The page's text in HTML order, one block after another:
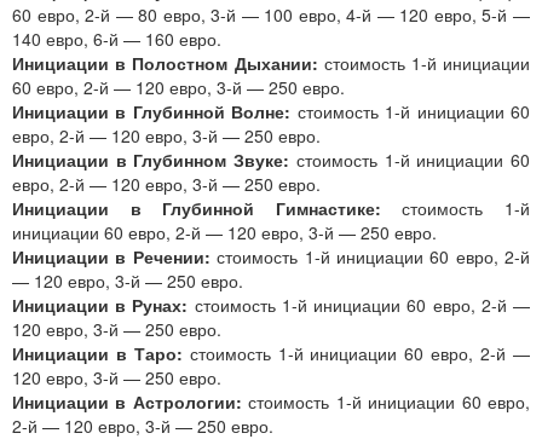
60 евро, 2-й — 80 евро, 3-й — 100 евро, 4-й — 120 евро, 5-й —
140 евро, 6-й — 160 евро.
Инициации в Полостном Дыхании: стоимость 1-й инициации
60 евро, 2-й — 120 евро, 3-й — 250 евро.
Инициации в Глубинной Волне: стоимость 1-й инициации 60
евро, 2-й — 120 евро, 3-й — 250 евро.
Инициации в Глубинном Звуке: стоимость 1-й инициации 60
евро, 2-й — 120 евро, 3-й — 250 евро.
Инициации в Глубинной Гимнастике:стоимость 1-й
инициации 60 евро, 2-й — 120 евро, 3-й — 250 евро.
Инициации в Речении:стоимость 1-й инициации 60 евро, 2-й
— 120 евро, 3-й — 250 евро.
Инициации в Рунах: стоимость 1-й инициации 60 евро, 2-й —
120 евро, 3-й — 250 евро.
Инициации в Таро: стоимость 1-й инициации 60 евро, 2-й —
120 евро, 3-й — 250 евро.
Инициации в Астрологии:стоимость 1-й инициации 60 евро,
2-й — 120 евро, 3-й — 250 евро.